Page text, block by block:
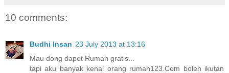
10 comments:
Budhi Insan 23 July 2013 at 13:16
Mau dong dapet Rumah gratis...
tapi aku banyak kenal orang rumah123.Com boleh ikutan